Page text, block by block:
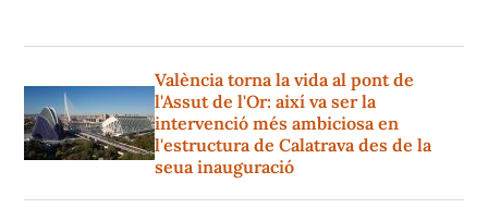
València torna la vida al pont de
l'Assut de l'Or: així va ser la
intervenció més ambiciosa en
l'estructura de Calatrava des de la
seua inauguració